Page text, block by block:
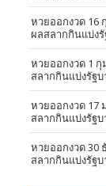
หวยออกงวด 16
ผลสลากกินแบ่งรั
หวยออกงวด 1 กุ
สลากกินแบ่งรัฐบ
หวยออกงวด 17
สลากกินแบ่งรัฐบ
หวยออกงวด 30
สลากกินแบ่งรัฐบ